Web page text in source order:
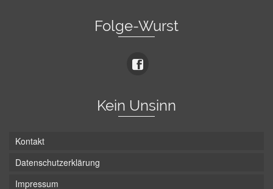
Folge-Wurst
Kein Unsinn
Kontakt
Datenschutzerklärung
Impressum